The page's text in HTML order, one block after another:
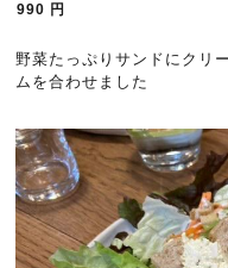
990 円
野菜たっぷりサンドにクリ
ムを合わせました